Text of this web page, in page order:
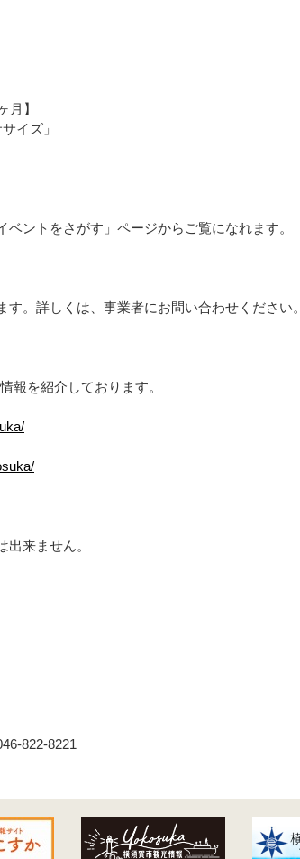
月】
イズ」
ントをさがす」ページからご覧になれます。
。詳しくは、事業者にお問い合わせください。
報を紹介しております。
来ません。
822-8221